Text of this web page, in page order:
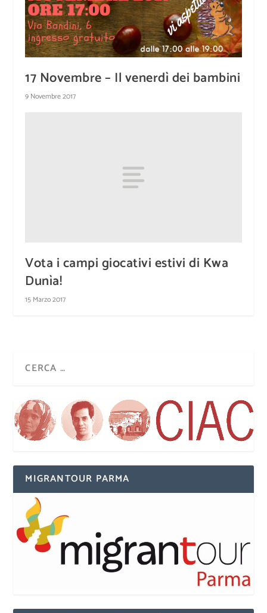
17 Novembre – Il venerdì dei bambini
9 Novembre 2017
Vota i campi giocativi estivi di Kwa
Dunìa!
15 Marzo 2017
MIGRANTOUR PARMA